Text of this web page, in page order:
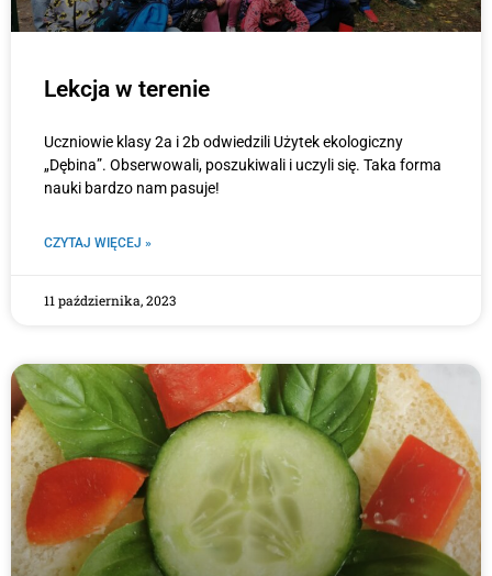
Lekcja w terenie
Uczniowie klasy 2a i 2b odwiedzili Użytek ekologiczny
„Dębina”. Obserwowali, poszukiwali i uczyli się. Taka forma
nauki bardzo nam pasuje!
CZYTAJ WIĘCEJ »
11 października, 2023